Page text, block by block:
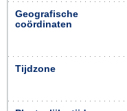
Geografische
coördinaten
Tijdzone